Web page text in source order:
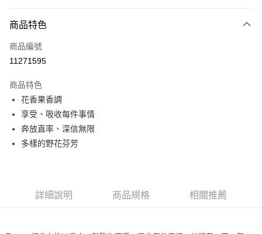
信用卡一次付款
ATM付款
運送方式
付款後全家取貨
每筆NT$80，滿NT$1,000(含以上)免運費
付款後萊爾富取貨
每筆NT$80，滿NT$1,000(含以上)免運費
商品特色
商品編號
11271595
商品特色
花香果香調
享受、吸收每件事情
奔放直率、深信無限
多樣的野花芬芳
詳細說明 商品規格 相關推薦